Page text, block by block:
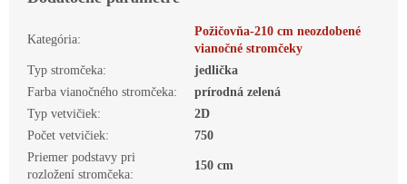
Kategória:
Požičovňa-210 cm neozdobené
vianočné stromčeky
Typ stromčeka:
jedlička
Farba vianočného stromčeka:
prírodná zelená
Typ vetvičiek:
2D
Počet vetvičiek:
750
Priemer podstavy pri
rozložení stromčeka:
150 cm